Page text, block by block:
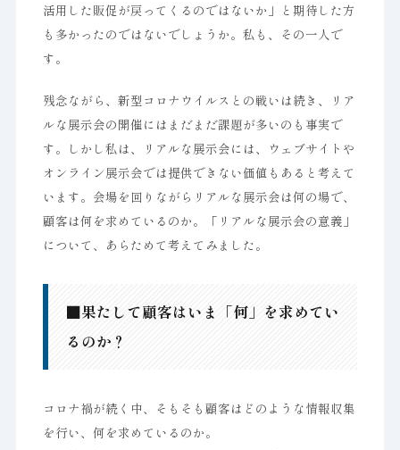
活用した販促が戻ってくるのではないか」と期待した方
も多かったのではないでしょうか。私も、その一人で
す。
残念ながら、新型コロナウイルスとの戦いは続き、リア
ルな展示会の開催にはまだまだ課題が多いのも事実で
す。しかし私は、リアルな展示会には、ウェブサイトや
オンライン展示会では提供できない価値もあると考えて
います。会場を回りながらリアルな展示会は何の場で、
顧客は何を求めているのか。「リアルな展示会の意義」
について、あらためて考えてみました。
■果たして顧客はいま「何」を求めてい
るのか？
コロナ禍が続く中、そもそも顧客はどのような情報収集
を行い、何を求めているのか。